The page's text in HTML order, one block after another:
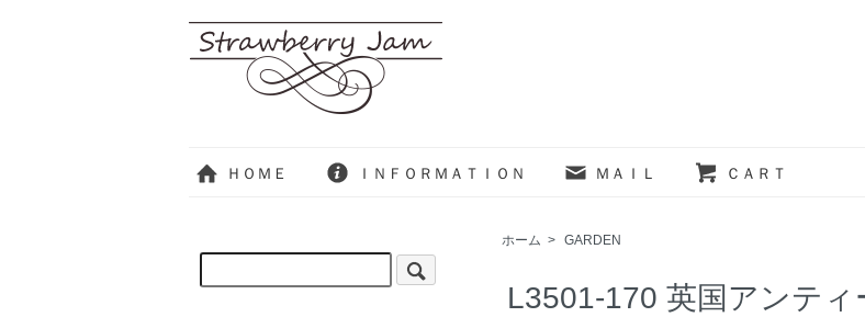
ＨＯＭＥ ＩＮＦＯＲＭＡＴＩＯＮ ＭＡＩＬ ＣＡＲＴ
ホーム > GARDEN
L3501-170 英国アンテ